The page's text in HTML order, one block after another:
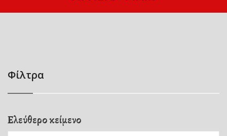
Φίλτρα
Ελεύθερο κείμενο